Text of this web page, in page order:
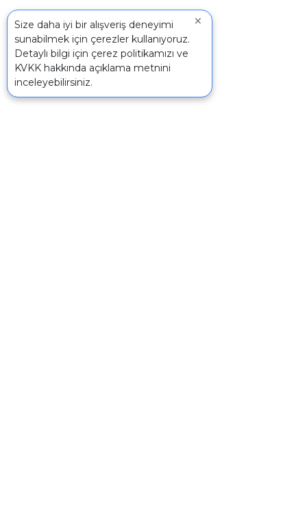
×
Size daha iyi bir alışveriş deneyimi
sunabilmek için çerezler kullanıyoruz.
Detaylı bilgi için çerez politikamızı ve
KVKK hakkında açıklama metnini
inceleyebilirsiniz.